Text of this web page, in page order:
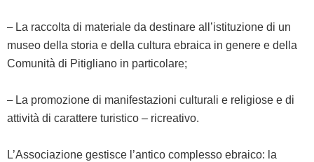
– La raccolta di materiale da destinare all’istituzione di un
museo della storia e della cultura ebraica in genere e della
Comunità di Pitigliano in particolare;
– La promozione di manifestazioni culturali e religiose e di
attività di carattere turistico – ricreativo.
L’Associazione gestisce l’antico complesso ebraico: la